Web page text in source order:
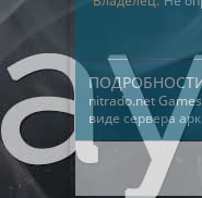
nitrado.net
виде сервера арк